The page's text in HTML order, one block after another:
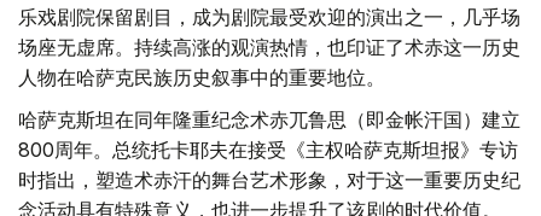
乐戏剧院保留剧目，成为剧院最受欢迎的演出之一，几乎场
场座无虚席。持续高涨的观演热情，也印证了术赤这一历史
人物在哈萨克民族历史叙事中的重要地位。
哈萨克斯坦在同年隆重纪念术赤兀鲁思（即金帐汗国）建立
800周年。总统托卡耶夫在接受《主权哈萨克斯坦报》专访
时指出，塑造术赤汗的舞台艺术形象，对于这一重要历史纪
念活动具有特殊意义，也进一步提升了该剧的时代价值。